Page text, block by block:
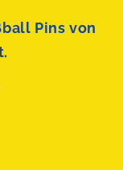
Pins von